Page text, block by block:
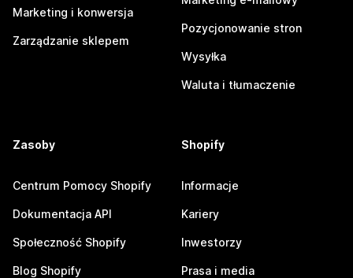
Marketing i konwersja
Zarządzanie sklepem
Pozycjonowanie stron
Wysyłka
Waluta i tłumaczenie
Zasoby
Centrum Pomocy Shopify
Dokumentacja API
Społeczność Shopify
Blog Shopify
Shopify
Informacje
Kariery
Inwestorzy
Prasa i media